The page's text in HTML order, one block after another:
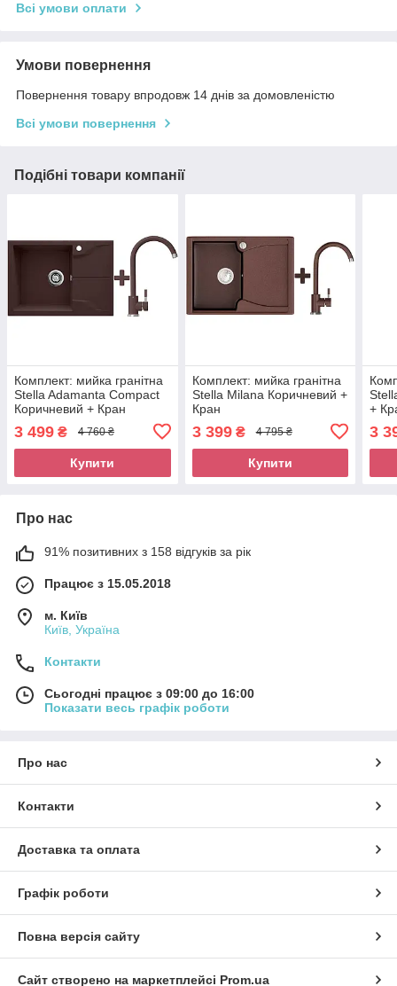
Всі умови оплати
Умови повернення
Повернення товару впродовж 14 днів за домовленістю
Всі умови повернення
Подібні товари компанії
Комплект: мийка гранітна
Stella Adamanta Compact
Коричневий + Кран
3 499 ₴ 4 760 ₴
Купити
Комплект: мийка гранітна
Stella Milana Коричневий +
Кран
3 399₴ 4 795 ₴
Купити
+
3
Про нас
91% позитивних з 158 відгуків за рік
Працює з 15.05.2018
м. Київ
Київ, Україна
Контакти
Сьогодні працює з 09:00 до 16:00
Показати весь графік роботи
Про нас
Контакти
Доставка та оплата
Графік роботи
Повна версія сайту
Сайт створено на маркетплейсі Prom.ua